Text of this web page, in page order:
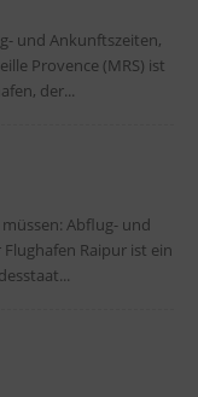
der...
Abflug- und